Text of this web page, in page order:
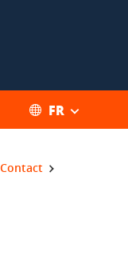
FR
Contact